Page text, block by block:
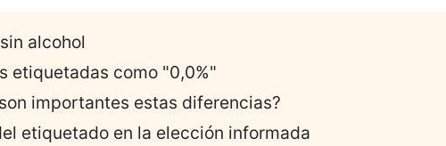
alcohol
etiquetadas como "0,0%"
importantes estas diferencias?
etiquetado en la elección informada